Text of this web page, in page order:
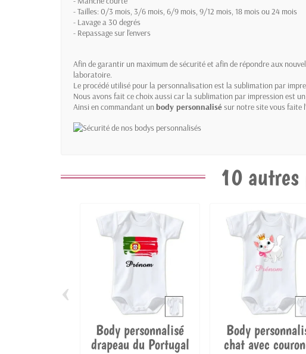
- Tailles: 0/3 mois, 3/6 mois, 6/9 mois, 9/12 mois, 18 mois ou 24 mois
- Lavage a 30 degrés
- Repassage sur l'envers
Afin de garantir un maximum de sécurité et afin de répondre aux
laboratoire.
Le procédé utilisé pour la personnalisation est la sublimation par
Nous avons fait ce choix aussi car la sublimation par impression est
Ainsi en commandant un body personnalisé sur notre site vous faite
10 autres
Body personnalisé
drapeau du Portugal
Body
chat avec
‹